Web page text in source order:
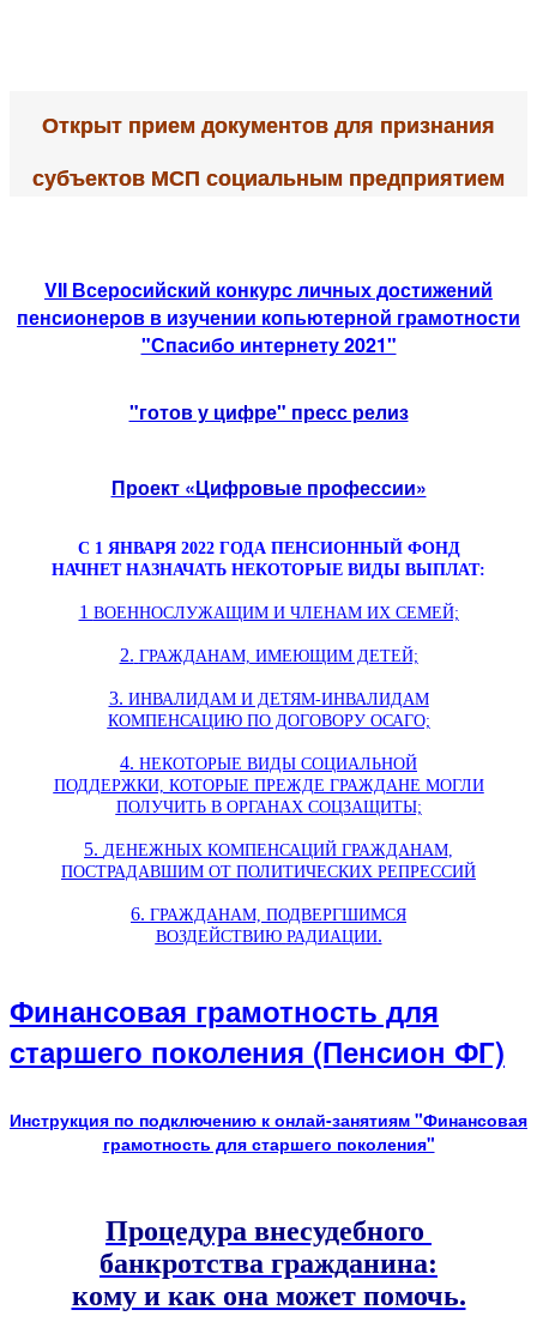
Открыт прием документов для признания
субъектов МСП социальным предприятием
VII Всеросийский конкурс личных достижений
пенсионеров в изучении копьютерной грамотности
"Спасибо интернету 2021"
"готов у цифре" пресс релиз
Проект «Цифровые профессии»
С 1 ЯНВАРЯ 2022 ГОДА ПЕНСИОННЫЙ ФОНД
НАЧНЕТ НАЗНАЧАТЬ НЕКОТОРЫЕ ВИДЫ ВЫПЛАТ:
1 ВОЕННОСЛУЖАЩИМ И ЧЛЕНАМ ИХ СЕМЕЙ;
2. ГРАЖДАНАМ, ИМЕЮЩИМ ДЕТЕЙ;
3. ИНВАЛИДАМ И ДЕТЯМ-ИНВАЛИДАМ
КОМПЕНСАЦИЮ ПО ДОГОВОРУ ОСАГО;
4. НЕКОТОРЫЕ ВИДЫ СОЦИАЛЬНОЙ
ПОДДЕРЖКИ, КОТОРЫЕ ПРЕЖДЕ ГРАЖДАНЕ МОГЛИ
ПОЛУЧИТЬ В ОРГАНАХ СОЦЗАЩИТЫ;
5. ДЕНЕЖНЫХ КОМПЕНСАЦИЙ ГРАЖДАНАМ,
ПОСТРАДАВШИМ ОТ ПОЛИТИЧЕСКИХ РЕПРЕССИЙ
6. ГРАЖДАНАМ, ПОДВЕРГШИМСЯ
ВОЗДЕЙСТВИЮ РАДИАЦИИ.
Финансовая грамотность для
старшего поколения (Пенсион ФГ)
Инструкция по подключению к онлай-занятиям "Финансовая
грамотность для старшего поколения"
Процедура внесудебного
банкротства гражданина:
кому и как она может помочь.